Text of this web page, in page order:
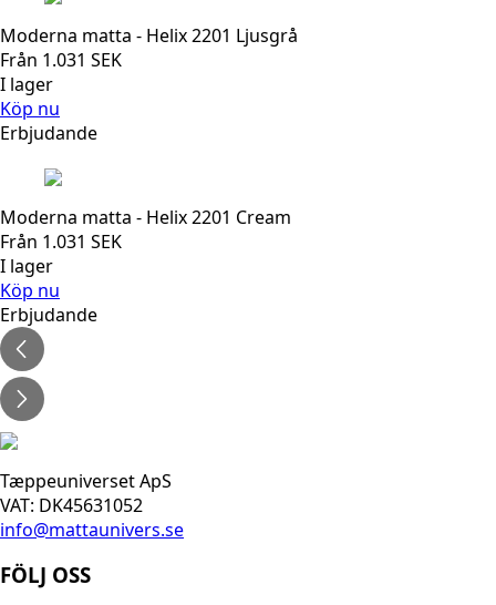
Moderna matta - Helix 2201 Ljusgrå
Från 1.031 SEK
I lager
Köp nu
Erbjudande
Moderna matta - Helix 2201 Cream
Från 1.031 SEK
I lager
Köp nu
Erbjudande
Tæppeuniverset ApS
VAT: DK45631052
info@mattaunivers.se
FÖLJ OSS